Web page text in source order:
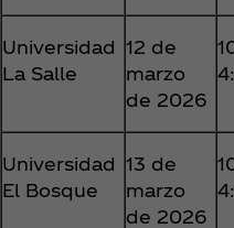
Universidad
La Salle
12 de
marzo
de 2026
Universidad
El Bosque
13 de
marzo
de 2026